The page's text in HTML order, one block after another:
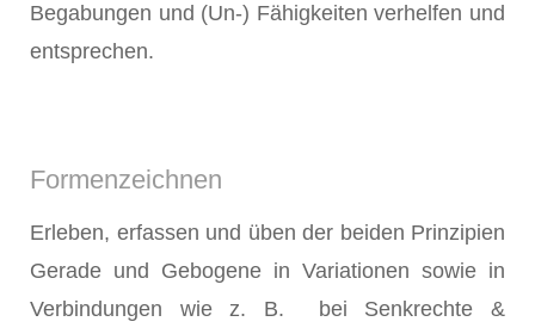
Begabungen und (Un-) Fähigkeiten verhelfen und
entsprechen.
Formenzeichnen
Erleben, erfassen und üben der beiden Prinzipien
Gerade und Gebogene in Variationen sowie in
Verbindungen wie z. B. bei Senkrechte &